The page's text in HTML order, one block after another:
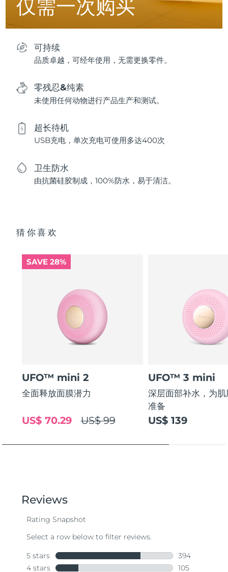
仅需一次购买
可持续
品质卓越，可经年使用，无需更换零件。
零残忍&纯素
未使用任何动物进行产品生产和测试。
超长待机
USB充电，单次充电可使用多达400次
卫生防水
由抗菌硅胶制成，100%防水，易于清洁。
猜你喜欢
SAVE 28%
UFO™ mini 2
全面释放面膜潜力
US$ 99
US$ 70.29
UFO™ 3 mini
深层面部补水，为
准备
US$ 139